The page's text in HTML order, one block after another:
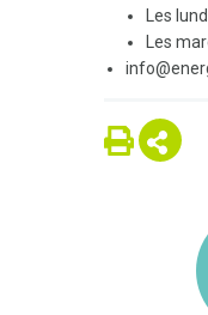
Les
Les